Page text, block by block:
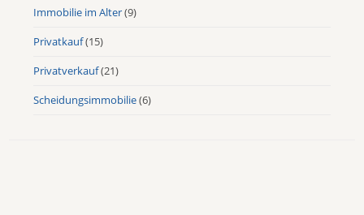
Immobilie im Alter(9)
Privatkauf(15)
Privatverkauf(21)
Scheidungsimmobilie(6)